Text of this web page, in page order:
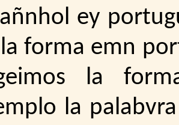
ey
forma emn
la
la